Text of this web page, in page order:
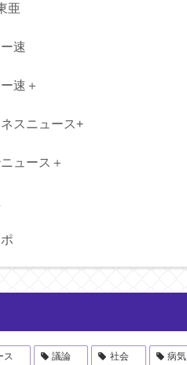
亜
速
速＋
スニュース+
ュース＋
ス 議論 社会 病気